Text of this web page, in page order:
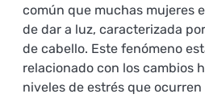
común que muchas mujeres
de dar a luz, caracterizada
de cabello. Este fenómeno
relacionado con los cambios
niveles de estrés que